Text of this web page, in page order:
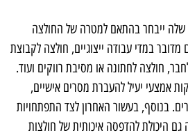
שלה ייבחר בהתאם למטרה של החולצה
מדובר במדי עבודה ייצוגיים, חולצה לקבוצת
חולצה לחתונה או מסיבת רווקים ועוד.
אמצעי יעיל להעברת מסרים אישיים,
בנוסף, בעשור האחרון לצד התפתחויות
היכולת להדפסה איכותית של חולצות